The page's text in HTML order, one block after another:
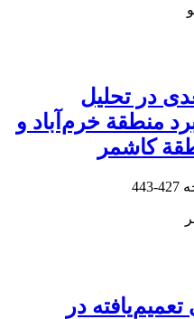
در تحلیل
منطقة خرم‌آباد و
کاشمر
427-443
در